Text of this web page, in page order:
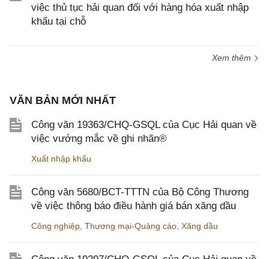
việc thủ tục hải quan đối với hàng hóa xuất nhập
khẩu tại chỗ
Xem thêm
VĂN BẢN MỚI NHẤT
Công văn 19363/CHQ-GSQL của Cục Hải quan về
việc vướng mắc về ghi nhãn®
Xuất nhập khẩu
Công văn 5680/BCT-TTTN của Bộ Công Thương
về việc thông báo điều hành giá bán xăng dầu
Công nghiệp Thương mại-Quảng cáo Xăng dầu